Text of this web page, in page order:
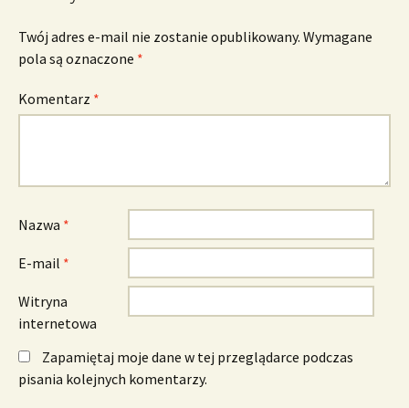
Twój adres e-mail nie zostanie opublikowany. Wymagane
pola są oznaczone *
Komentarz *
Nazwa *
E-mail *
Witryna
internetowa
Zapamiętaj moje dane w tej przeglądarce podczas
pisania kolejnych komentarzy.